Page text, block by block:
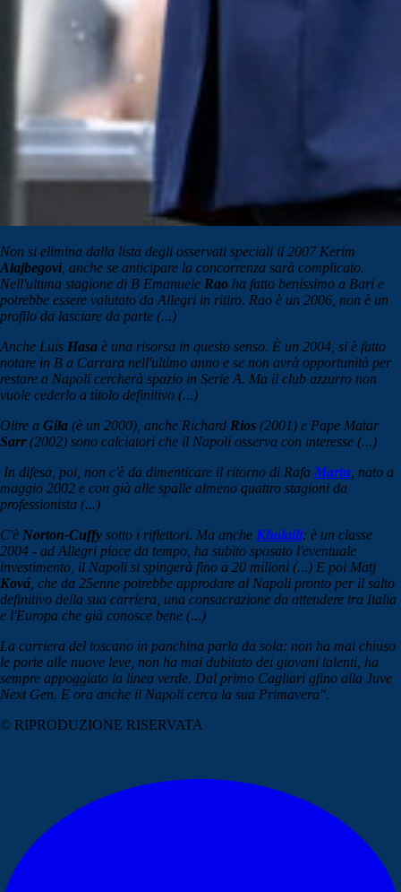
Non si elimina dalla lista degli osservati speciali il 2007 Kerim
Alajbegovi, anche se anticipare la concorrenza sarà complicato.
Nell'ultima stagione di B Emanuele Rao ha fatto benissimo a Bari e
potrebbe essere valutato da Allegri in ritiro. Rao è un 2006, non è un
profilo da lasciare da parte (...)
Anche Luis Hasa è una risorsa in questo senso. È un 2004, si è fatto
notare in B a Carrara nell'ultimo anno e se non avrà opportunità per
restare a Napoli cercherà spazio in Serie A. Ma il club azzurro non
vuole cederlo a titolo definitivo (...)
Oltre a Gila (è un 2000), anche Richard Rios (2001) e Pape Matar
Sarr(2002) sono calciatori che il Napoli osserva con interesse (...)
In difesa, poi, non c'è da dimenticare il ritorno di Rafa Marin, nato a
maggio 2002 e con già alle spalle almeno quattro stagioni da
professionista (...)
C'è Norton-Cuffy sotto i riflettori. Ma anche Khalaili: è un classe
2004 - ad Allegri piace da tempo, ha subito sposato l'eventuale
investimento, il Napoli si spingerà fino a 20 milioni (...) E poi Matj
Ková, che da 25enne potrebbe approdare al Napoli pronto per il salto
definitivo della sua carriera, una consacrazione da attendere tra Italia
e l'Europa che già conosce bene (...)
La carriera del toscano in panchina parla da sola: non ha mai chiuso
le porte alle nuove leve, non ha mai dubitato dei giovani talenti, ha
sempre appoggiato la linea verde. Dal primo Cagliari gfino alla Juve
Next Gen. E ora anche il Napoli cerca la sua Primavera".
© RIPRODUZIONE RISERVATA